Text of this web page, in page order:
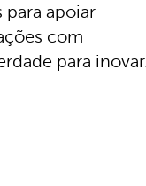
para apoiar
com
para inovar.